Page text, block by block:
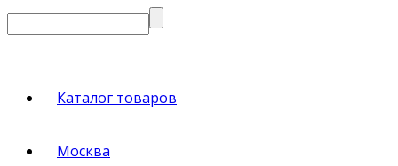
Каталог товаров
Москва